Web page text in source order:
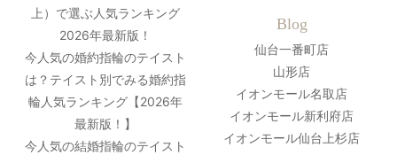
上）で選ぶ人気ランキング
2026年最新版！
今人気の婚約指輪のテイスト
は？テイスト別でみる婚約指
輪人気ランキング【2026年
最新版！】
今人気の結婚指輪のテイスト
Blog
仙台一番町店
山形店
イオンモール名取店
イオンモール新利府店
イオンモール仙台上杉店